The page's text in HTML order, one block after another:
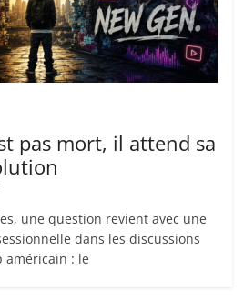
pas mort, il attend sa
une question revient avec une
dans les discussions
américain : le